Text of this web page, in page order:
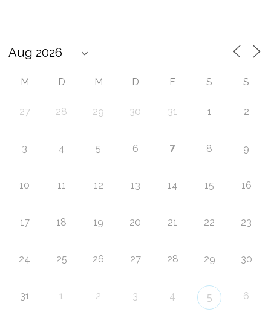
M D M D F S S
27 28 29 30 31 1 2
3 4 5 6 7 8 9
10 11 12 13 14 15 16
17 18 19 20 21 22 23
24 25 26 27 28 29 30
31 1 2 3 4 5 6